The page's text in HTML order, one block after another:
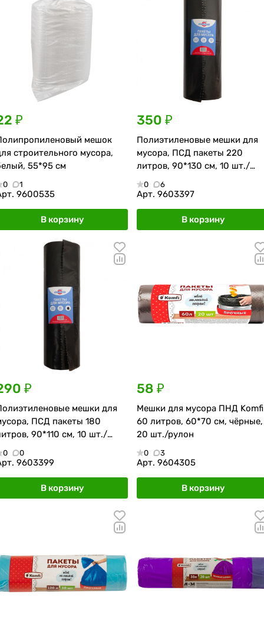
₽
мешок
строительного мусора,
55*95 см
0 1
9600535
В корзину
350 ₽
Полиэтиленовые мешки для
мусора, ПСД пакеты 220
литров, 90*130 см, 10 шт./
рулон
0 6
Арт. 9603397
В корзину
₽
мешки для
ПСД пакеты 180
90*110 см, 10 шт./
0 0
9603399
В корзину
58 ₽
Мешки для мусора ПНД Komfi
60 литров, 60*70 см, чёрные,
20 шт./рулон
0 3
Арт. 9604305
В корзину